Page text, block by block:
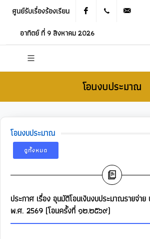
ศูนย์รับเรื่องร้องเรียน Facebook 021905536
อาทิตย์ ที่ 9 สิงหาคม 2026
โอนงบประมาณ
โอนงบประมาณ
ดูทั้งหมด
ประกาศ เรื่อง อุนมัติโอนเงินงบประมาณรายจ่า
พ.ศ. 2569 (โอนครั้งที่ ๑๒.๒๕๖๙)